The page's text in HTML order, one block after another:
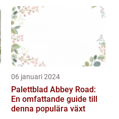
06 januari 2024
Palettblad Abbey Road:
En omfattande guide till
denna populära växt